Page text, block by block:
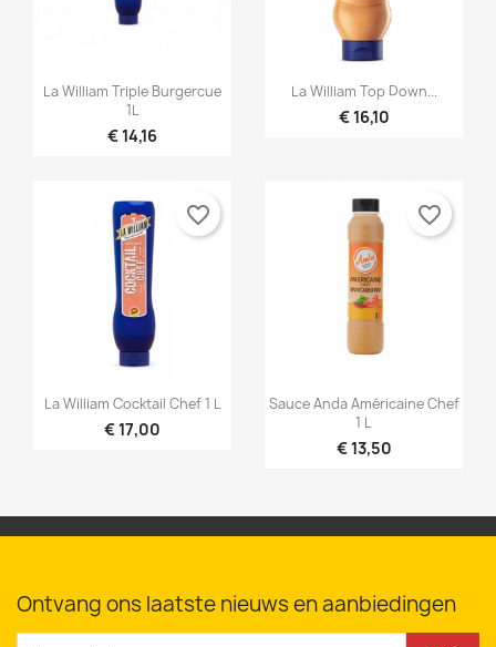
Snel bekijken
La William Triple Burgercue
1L
€ 14,16
Snel bekijken
La William Top Down...
€ 16,10
Snel bekijken
La William Cocktail Chef 1 L
€ 17,00
favorite_border
Snel bekijken
Sauce Anda Américaine Chef
1 L
€ 13,50
favorite_border
Ontvang ons laatste nieuws en aanbiedingen